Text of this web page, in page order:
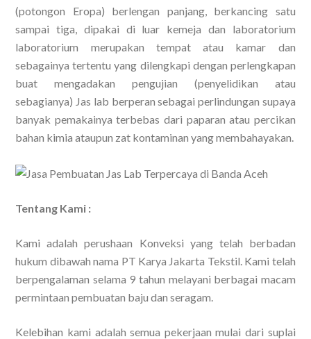
(potongon Eropa) berlengan panjang, berkancing satu
sampai tiga, dipakai di luar kemeja dan laboratorium
laboratorium merupakan tempat atau kamar dan
sebagainya tertentu yang dilengkapi dengan perlengkapan
buat mengadakan pengujian (penyelidikan atau
sebagianya) Jas lab berperan sebagai perlindungan supaya
banyak pemakainya terbebas dari paparan atau percikan
bahan kimia ataupun zat kontaminan yang membahayakan.
Tentang Kami :
Kami adalah perushaan Konveksi yang telah berbadan
hukum dibawah nama PT Karya Jakarta Tekstil. Kami telah
berpengalaman selama 9 tahun melayani berbagai macam
permintaan pembuatan baju dan seragam.
Kelebihan kami adalah semua pekerjaan mulai dari suplai